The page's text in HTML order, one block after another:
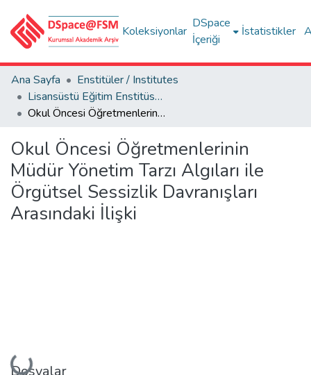
Koleksiyonlar
DSpace
İçeriği
İstatistikler
Ana Sayfa
Enstitüler / Institutes
Lisansüstü Eğitim Enstitüsü Tez Koleksiyonu
Okul Öncesi Öğretmenlerinin Müdür Yönetim Tarzı Algıları ile Örgütsel Sessizlik Davranışları Arasındaki İlişki
Okul Öncesi Öğretmenlerinin
Müdür Yönetim Tarzı Algıları ile
Örgütsel Sessizlik Davranışları
Arasındaki İlişki
Dosyalar